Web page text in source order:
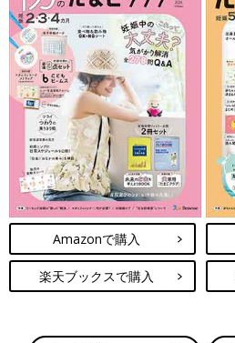
Amazonで購入
楽天ブックスで購入